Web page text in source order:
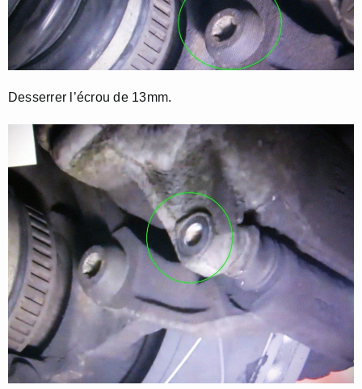
Desserrer l’écrou de 13mm.